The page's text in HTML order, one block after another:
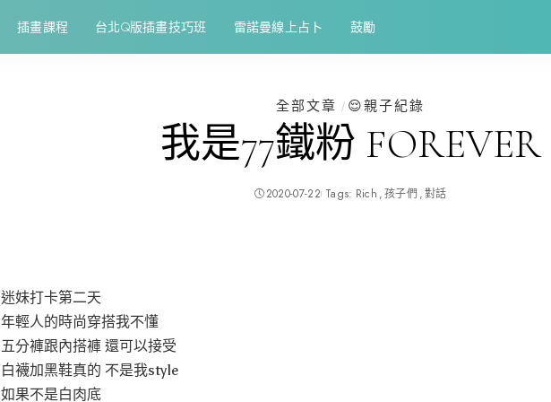
插畫課程 台北Q版插畫技巧班 雷諾曼線上占卜 鼓勵
全部文章 😌親子紀錄
我是77鐵粉 FOREVER
2020-07-22 Tags: Rich 孩子們 對話
迷妹打卡第二天
年輕人的時尚穿搭我不懂
五分褲跟內搭褲 還可以接受
白襪加黑鞋真的 不是我style
如果不是白肉底